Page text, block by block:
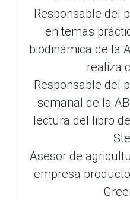
Responsable del
en temas
biodinámica de la
realiza
Responsable del
semanal de la
lectura del libro
Asesor de
empresa